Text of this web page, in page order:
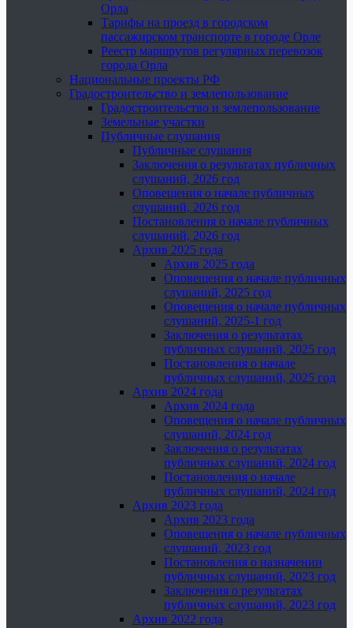
Орла
Тарифы на проезд в городском
пассажирском транспорте в городе Орле
Реестр маршрутов регулярных перевозок
города Орла
Национальные проекты РФ
Градостроительство и землепользование
Градостроительство и землепользование
Земельные участки
Публичные слушания
Публичные слушания
Заключения о результатах публичных
слушаний, 2026 год
Оповещения о начале публичных
слушаний, 2026 год
Постановления о начале публичных
слушаний, 2026 год
Архив 2025 года
Архив 2025 года
Оповещения о начале публичных
слушаний, 2025 год
Оповещения о начале публичных
слушаний, 2025-1 год
Заключения о результатах
публичных слушаний, 2025 год
Постановления о начале
публичных слушаний, 2025 год
Архив 2024 года
Архив 2024 года
Оповещения о начале публичных
слушаний, 2024 год
Заключения о результатах
публичных слушаний, 2024 год
Постановления о начале
публичных слушаний, 2024 год
Архив 2023 года
Архив 2023 года
Оповещения о начале публичных
слушаний, 2023 год
Постановления о назначении
публичных слушаний, 2023 год
Заключения о результатах
публичных слушаний, 2023 год
Архив 2022 года